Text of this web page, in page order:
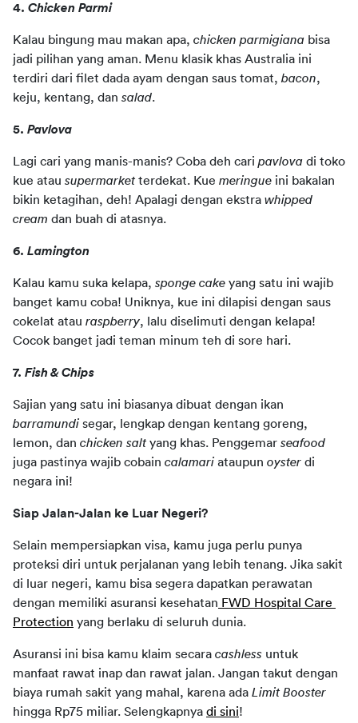
4. Chicken Parmi
Kalau bingung mau makan apa, chicken parmigiana bisa
jadi pilihan yang aman. Menu klasik khas Australia ini
terdiri dari filet dada ayam dengan saus tomat, bacon,
keju, kentang, dan salad.
5. Pavlova
Lagi cari yang manis-manis? Coba deh cari pavlova di toko
kue atau supermarket terdekat. Kue meringue ini bakalan
bikin ketagihan, deh! Apalagi dengan ekstra whipped
cream dan buah di atasnya.
6. Lamington
Kalau kamu suka kelapa, sponge cake yang satu ini wajib
banget kamu coba! Uniknya, kue ini dilapisi dengan saus
cokelat atau raspberry, lalu diselimuti dengan kelapa!
Cocok banget jadi teman minum teh di sore hari.
7. Fish & Chips
barramundi segar, lengkap dengan kentang goreng,
lemon, dan chicken salt yang khas. Penggemar seafood
juga pastinya wajib cobain calamari ataupun oyster di
negara ini!
Siap Jalan-Jalan ke Luar Negeri?
Selain mempersiapkan visa, kamu juga perlu punya
proteksi diri untuk perjalanan yang lebih tenang. Jika sakit
di luar negeri, kamu bisa segera dapatkan perawatan
dengan memiliki asuransi kesehatan FWD Hospital Care
Protection yang berlaku di seluruh dunia.
Asuransi ini bisa kamu klaim secara cashless untuk
manfaat rawat inap dan rawat jalan. Jangan takut dengan
biaya rumah sakit yang mahal, karena ada
hingga Rp75 miliar. Selengkapnya di sini!